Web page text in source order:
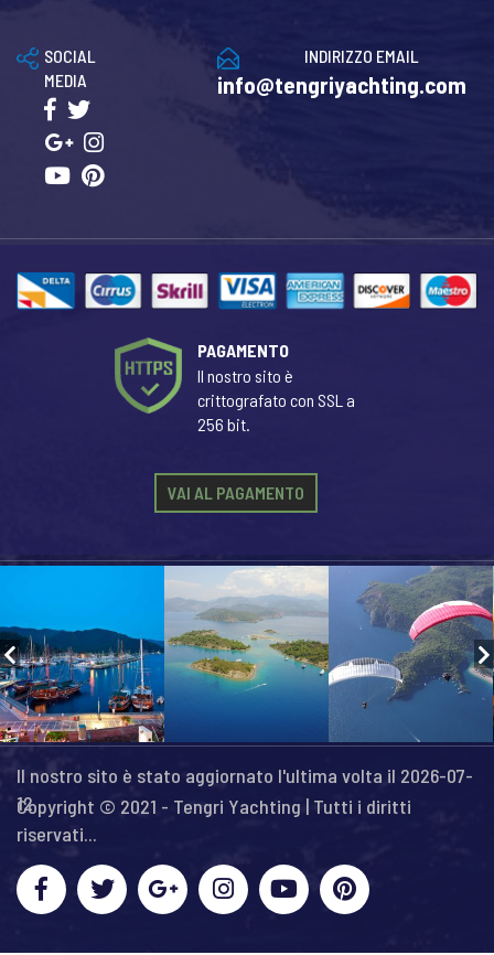
INDIRIZZO EMAIL
info@tengriyachting.com
SOCIAL
MEDIA
PAGAMENTO
Il nostro sito è
crittografato con SSL a
256 bit.
VAI AL PAGAMENTO
Il nostro sito è stato aggiornato l'ultima volta il 2026-07-
12
Copyright © 2021 - Tengri Yachting | Tutti i diritti
riservati...